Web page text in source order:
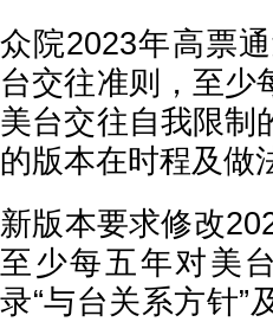
众院2023年高票
台交往准则，至少
美台交往自我限制
的版本在时程及做
新版本要求修改
至少每五年对美
录“与台关系方针”